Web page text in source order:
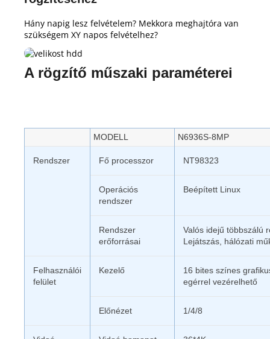
Hány napig lesz felvételem? Mekkora meghajtóra van
szükségem XY napos felvételhez?
A rögzítő műszaki paraméterei
MODELL N6936S-8MP
Rendszer Fő processzor NT98323
Operációs
rendszer
Beépített Linux
Rendszer
erőforrásai
Valós idejű többszálú
Lejátszás, hálózati
Felhasználói
felület
Kezelő
16 bites színes
egérrel vezérelhető
Előnézet 1/4/8